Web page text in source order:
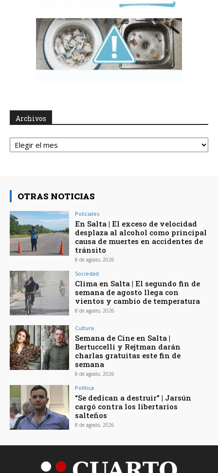
Archivos
Archivos
OTRAS NOTICIAS
Policiales
En Salta | El exceso de velocidad
desplaza al alcohol como principal
causa de muertes en accidentes de
tránsito
8 de agosto, 2026
Sociedad
Clima en Salta | El segundo fin de
semana de agosto llega con
vientos y cambio de temperatura
8 de agosto, 2026
Cultura
Semana de Cine en Salta |
Bertuccelli y Rejtman darán
charlas gratuitas este fin de
semana
8 de agosto, 2026
Política
“Se dedican a destruir” | Jarsún
cargó contra los libertarios
salteños
8 de agosto, 2026